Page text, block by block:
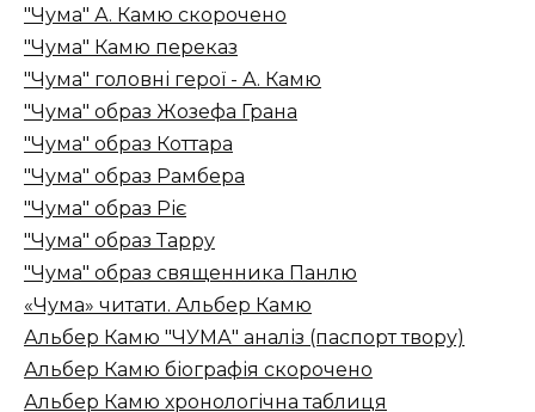
"Чума" А. Камю скорочено
"Чума" Камю переказ
"Чума" головні герої - А. Камю
"Чума" образ Жозефа Грана
"Чума" образ Коттара
"Чума" образ Рамбера
"Чума" образ Ріє
"Чума" образ Тарру
"Чума" образ священника Панлю
«Чума» читати. Альбер Камю
Альбер Камю "ЧУМА" аналіз (паспорт твору)
Альбер Камю біографія скорочено
Альбер Камю хронологічна таблиця